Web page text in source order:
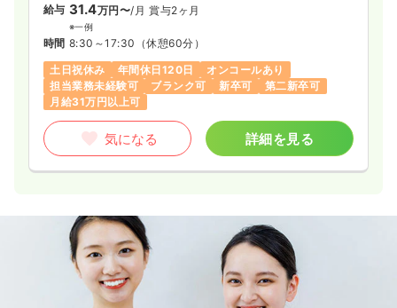
給与 31.4万円〜/月 賞与2ヶ月
※一例
時間 8:30～17:30 （休憩60分）
土日祝休み
年間休日120日
オンコールあり
担当業務未経験可
ブランク可 新卒可
第二新卒可
月給31万円以上可
気になる 詳細を見る